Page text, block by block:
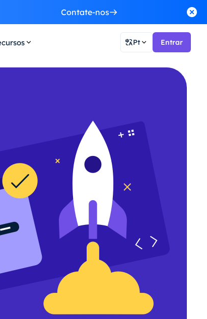
Contate-nos
Pt Entrar